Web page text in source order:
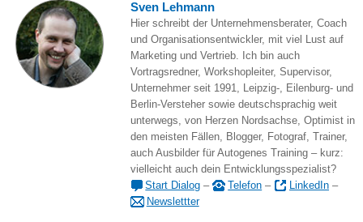
Sven Lehmann
Hier schreibt der Unternehmensberater, Coach
und Organisationsentwickler, mit viel Lust auf
Marketing und Vertrieb. Ich bin auch
Vortragsredner, Workshopleiter, Supervisor,
Unternehmer seit 1991, Leipzig-, Eilenburg- und
Berlin-Versteher sowie deutschsprachig weit
unterwegs, von Herzen Nordsachse, Optimist in
den meisten Fällen, Blogger, Fotograf, Trainer,
auch Ausbilder für Autogenes Training – kurz:
vielleicht auch dein Entwicklungsspezialist?
Start Dialog – Telefon – LinkedIn –
Newslettter